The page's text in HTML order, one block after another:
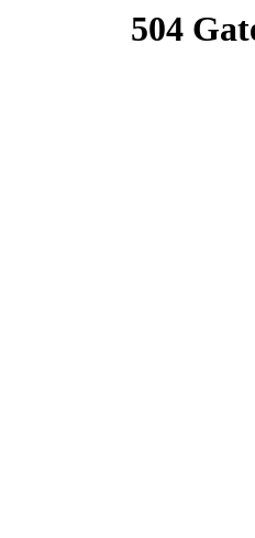
504